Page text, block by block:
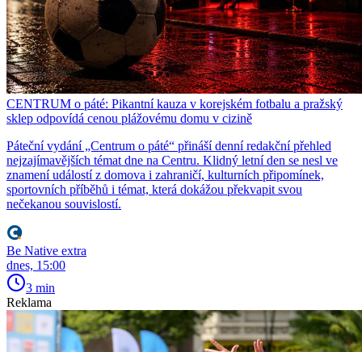
CENTRUM o páté: Pikantní kauza v korejském fotbalu a pražský
sklep odpovídá cenou plážovému domu v cizině
Páteční vydání „Centrum o páté“ přináší denní redakční přehled
nejzajímavějších témat dne na Centru. Klidný letní den se nesl ve
znamení událostí z domova i zahraničí, kulturních připomínek,
sportovních příběhů i témat, která dokážou překvapit svou
nečekanou souvislostí.
Be Native extra
dnes, 15:00
3 min
Reklama